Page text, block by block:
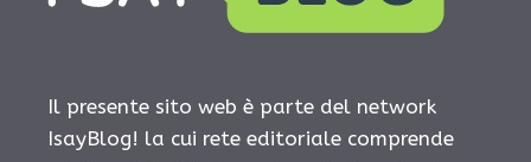
Il presente sito web è parte del network
IsayBlog! la cui rete editoriale comprende